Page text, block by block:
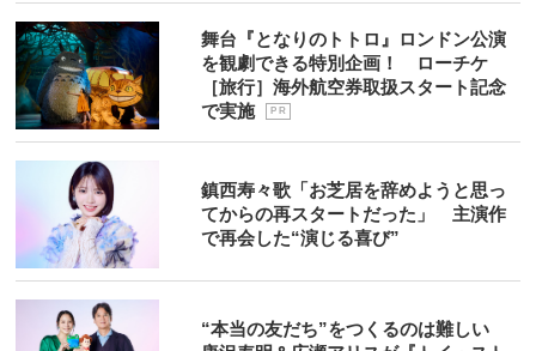
舞台『となりのトトロ』ロンドン公演
を観劇できる特別企画！ ローチケ
［旅行］海外航空券取扱スタート記念
で実施
P R
鎮西寿々歌「お芝居を辞めようと思っ
てからの再スタートだった」 主演作
で再会した“演じる喜び”
“本当の友だち”をつくるのは難しい